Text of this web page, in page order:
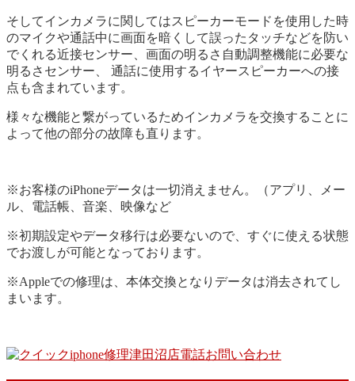
そしてインカメラに関してはスピーカーモードを使用した時
のマイクや通話中に画面を暗くして誤ったタッチなどを防い
でくれる近接センサー、画面の明るさ自動調整機能に必要な
明るさセンサー、 通話に使用するイヤースピーカーへの接
点も含まれています。
様々な機能と繋がっているためインカメラを交換することに
よって他の部分の故障も直ります。
※お客様のiPhoneデータは一切消えません。（アプリ、メー
ル、電話帳、音楽、映像など
※初期設定やデータ移行は必要ないので、すぐに使える状態
でお渡しが可能となっております。
※Appleでの修理は、本体交換となりデータは消去されてし
まいます。